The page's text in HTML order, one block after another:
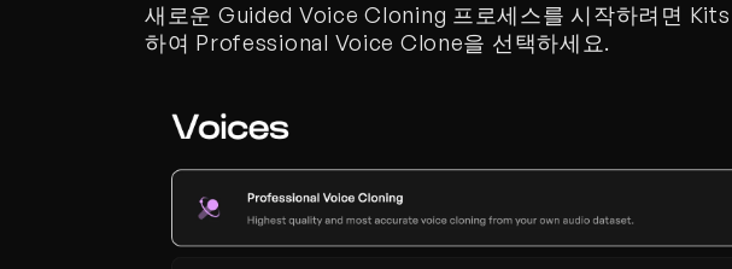
새로운 Guided Voice Cloning 프로세스를 시작하려면
하여 Professional Voice Clone을 선택하세요.